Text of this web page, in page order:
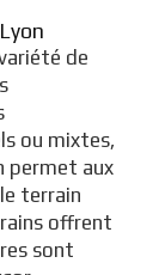
de
ou mixtes,
permet aux
terrain
offrent
sont